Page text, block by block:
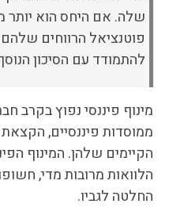
פוטנציאל הרווחים
להתמודד עם הסיכון
מינוף פיננסי נפוץ בקרב
ממוסדות פיננסיים,
הקיימים שלהן. המינוף
הלוואות מרובות מדי,
החלטה לגביו.